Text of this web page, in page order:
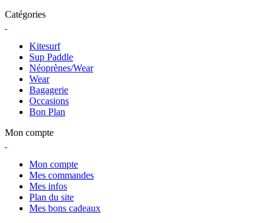
Catégories
Kitesurf
Sup Paddle
Néoprènes/Wear
Wear
Bagagerie
Occasions
Bon Plan
Mon compte
Mon compte
Mes commandes
Mes infos
Plan du site
Mes bons cadeaux